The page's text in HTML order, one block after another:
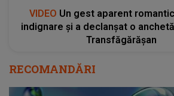
VIDEO Un gest aparent
indignare și a declanșat o
Transfăgărășan
RECOMANDĂRI